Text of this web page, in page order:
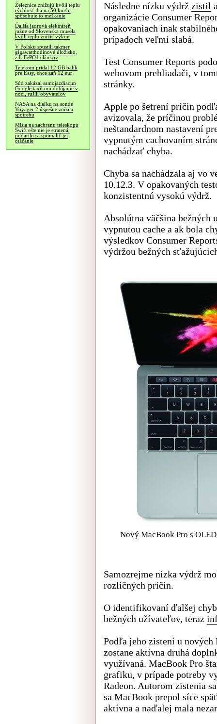
Železnice znižujú kvôli teplu
rýchlosť iba na 50 km/h,
spôsobuje to meškanie
Ďalšia jadrová elektráreň
južne od Slovenska musela
kvôli teplu znížiť výkon
V Poľsku spustili takmer
gigawatthodinové úložisko,
z LiFePO4 článkov
Telekom pridal 12 GB balík
pre Easy, chce zaň 12 eur
Súd zakázal samojazdiacim
Google taxíkom dobíjanie v
noci, rušili obyvateľov
NASA na diaľku na sonde
Voyager 2 úspešne znížila
spotrebu
Misia na záchranu teleskopu
Swift ešte nie je stratená,
podarilo sa spomaliť jej
otáčanie
Následne nízku výdrž zistil
organizácie Consumer
opakovaniach inak
prípadoch veľmi slabá.
Test Consumer Reports
webovom prehliadači, v
stránky.
Apple po šetrení príčin
avizovala, že príčinou
neštandardnom nastavení
vypnutým cachovaním
nachádzať chyba.
Chyba sa nachádzala aj vo
10.12.3. V opakovaných
konzistentnú vysokú výdrž.
Absolútna väčšina bežných
vypnutou cache a ak bola
výsledkov Consumer
výdržou bežných
Nový MacBook Pro s
Samozrejme nízka výdrž
rozličných príčin.
O identifikovaní ďalšej
bežných užívateľov, teraz
Podľa jeho zistení u nových
zostane aktívna druhá
využívaná. MacBook Pro
grafiku, v prípade potreby
Radeon. Autorom zistenia
sa MacBook prepol síce
aktívna a naďalej mala